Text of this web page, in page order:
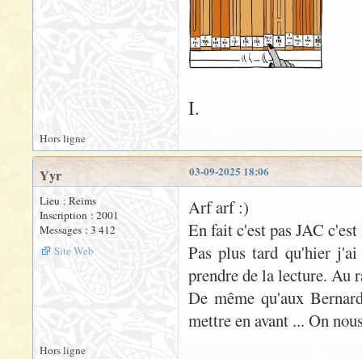
I.
Hors ligne
03-09-2025 18:06
Yyr
Lieu : Reims
Inscription : 2001
Messages : 3 412
Site Web
Arf arf :)
En fait c'est pas JAC
Pas plus tard qu'hier
prendre de la lecture. Au
De même qu'aux
mettre en avant ... On
Hors ligne